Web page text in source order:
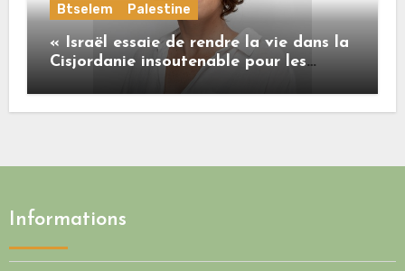
Btselem Palestine
« Israël essaie de rendre la vie dans la
Cisjordanie insoutenable pour les
Informations